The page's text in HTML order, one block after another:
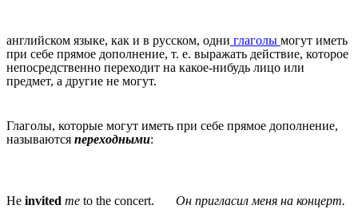
английском языке, как и в русском, одни глаголы могут иметь
при себе прямое дополнение, т. е. выражать действие, которое
непосредственно переходит на какое-нибудь лицо или
предмет, а другие не могут.
Глаголы, которые могут иметь при себе прямое дополнение,
называются переходными:
Не invited me to the concert. Он пригласил меня на концерт.